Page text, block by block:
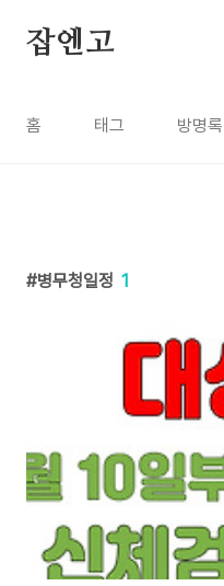
잡엔고
홈 태그 방명록
병무청일정 1